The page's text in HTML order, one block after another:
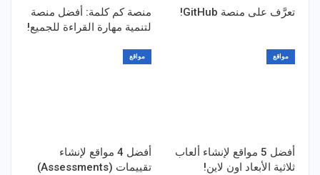
تعرَّف على منصة GitHub!
منصة كم كلمة: أفضل منصة
لتنمية مهارة القراءة للجميع!
مواقع
أفضل 5 مواقع لإنشاء ألعاب
ثلاثية الأبعاد اون لاين!
مواقع
أفضل 4 مواقع لإنشاء
تقييمات (Assessments)